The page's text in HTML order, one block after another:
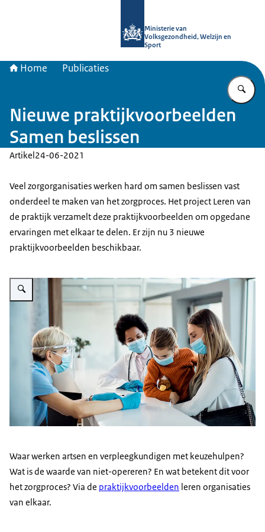
Ministerie van
Volksgezondheid, Welzijn en
Sport
Home Publicaties
Nieuwe praktijkvoorbeelden
Samen beslissen
Artikel24-06-2021
Veel zorgorganisaties werken hard om samen beslissen vast
onderdeel te maken van het zorgproces. Het project Leren van
de praktijk verzamelt deze praktijkvoorbeelden om opgedane
ervaringen met elkaar te delen. Er zijn nu 3 nieuwe
praktijkvoorbeelden beschikbaar.
Vergroot afbeelding Gezin aan de balie van het ziekenhuis
Waar werken artsen en verpleegkundigen met keuzehulpen?
Wat is de waarde van niet-opereren? En wat betekent dit voor
het zorgproces? Via de praktijkvoorbeelden leren organisaties
van elkaar.